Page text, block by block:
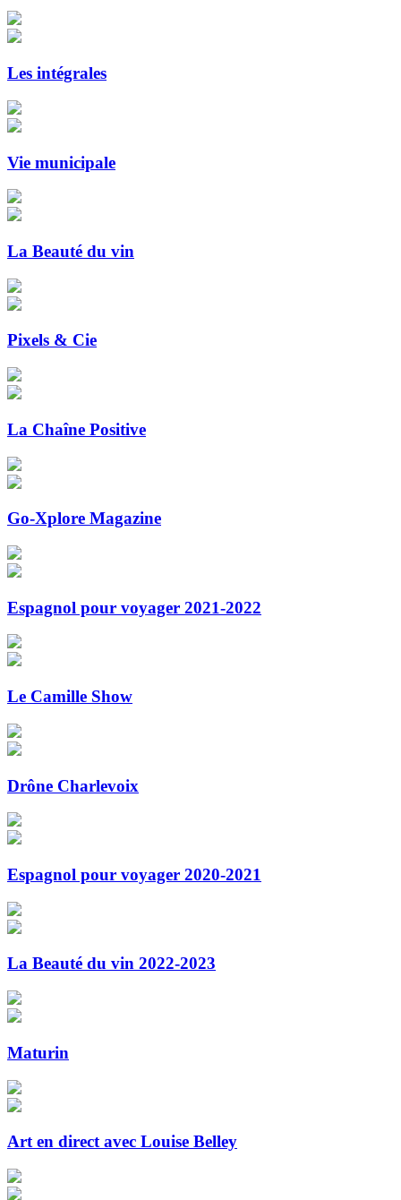
Les intégrales
Vie municipale
La Beauté du vin
Pixels & Cie
La Chaîne Positive
Go-Xplore Magazine
Espagnol pour voyager 2021-2022
Le Camille Show
Drône Charlevoix
Espagnol pour voyager 2020-2021
La Beauté du vin 2022-2023
Maturin
Art en direct avec Louise Belley